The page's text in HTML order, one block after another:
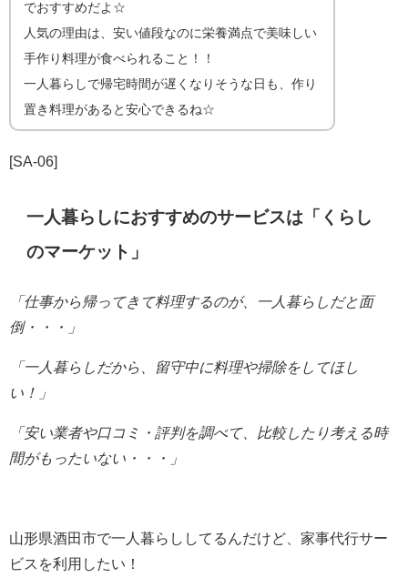
でおすすめだよ☆
人気の理由は、安い値段なのに栄養満点で美味しい
手作り料理が食べられること！！
一人暮らしで帰宅時間が遅くなりそうな日も、作り
置き料理があると安心できるね☆
[SA-06]
一人暮らしにおすすめのサービスは「くらし
のマーケット」
「仕事から帰ってきて料理するのが、一人暮らしだと面
倒・・・」
「一人暮らしだから、留守中に料理や掃除をしてほし
い！」
「安い業者や口コミ・評判を調べて、比較したり考える時
間がもったいない・・・」
山形県酒田市で一人暮らししてるんだけど、家事代行サー
ビスを利用したい！